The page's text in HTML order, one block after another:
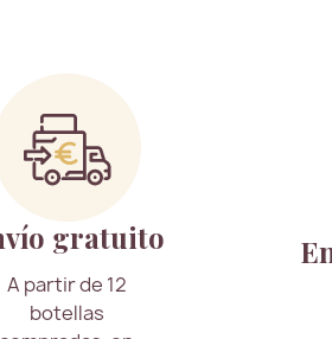
gratuito
A partir de 12
botellas